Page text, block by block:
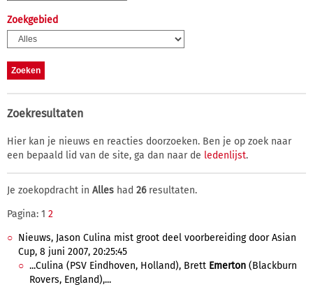
Zoekgebied
Zoekresultaten
Hier kan je nieuws en reacties doorzoeken. Ben je op zoek naar
een bepaald lid van de site, ga dan naar de ledenlijst.
Je zoekopdracht in Alles had 26resultaten.
Pagina: 1 2
Nieuws, Jason Culina mist groot deel voorbereiding door Asian
Cup, 8 juni 2007, 20:25:45
...Culina (PSV Eindhoven, Holland), Brett Emerton (Blackburn
Rovers, England),...